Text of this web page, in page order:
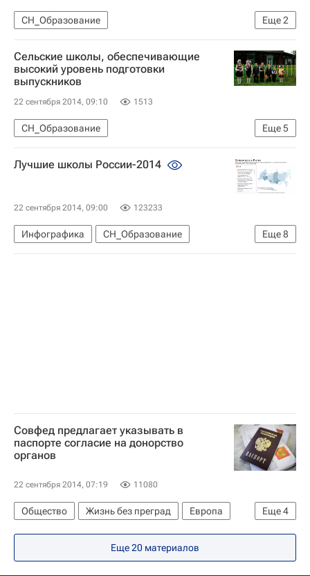
Еще2
СН_Образование
Лучшие школы России: рейтинги и мониторинги
Россия сегодня
Сельские школы, обеспечивающие
высокий уровень подготовки
выпускников
22 сентября 2014, 09:10 1513
Еще5
СН_Образование
Лучшие школы России: рейтинги и мониторинги
Европа
Весь мир
Россия сегодня
Лучшие школы России-2014
22 сентября 2014, 09:00 123233
Еще8
Инфографика
СН_Образование
Общество
Образование - Общество
Совфед предлагает указывать в
паспорте согласие на донорство
органов
22 сентября 2014, 07:19 11080
Еще4
Общество Жизнь без преград
Европа
Весь мир
Совет Федерации РФ
Здоровье
Еще 20 материалов